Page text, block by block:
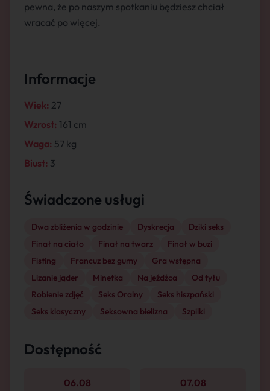
pewna, że po naszym spotkaniu będziesz chciał
wracać po więcej.
Informacje
Wiek: 27
Wzrost: 161 cm
Waga: 57 kg
Biust: 3
Świadczone usługi
Dwa zbliżenia w godzinie Dyskrecja
Dziki seks
Finał na ciało
Finał na twarz
Finał w buzi
Fisting
Francuz bez gumy
Gra wstępna
Lizanie jąder
Minetka Na jeźdźca
Od tyłu
Robienie zdjęć
Seks Oralny
Seks hiszpański
Seks klasyczny
Seksowna bielizna Szpilki
Dostępność
06.08 07.08